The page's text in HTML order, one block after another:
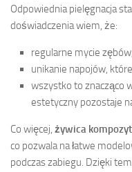
Odpowiednia pielęgnacja
doświadczenia wiem, że:
regularne mycie zębów,
unikanie napojów,
wszystko to znacząco
estetyczny pozostaje
Co więcej, żywica
co pozwala na łatwe
podczas zabiegu. Dzięki